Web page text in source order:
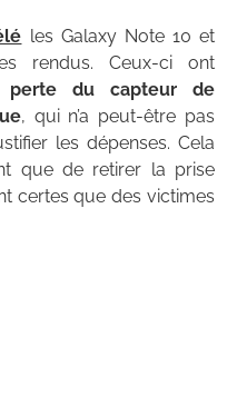
les Galaxy Note 10 et
rendus. Ceux-ci ont
perte du capteur de
, qui n’a peut-être pas
les dépenses. Cela
que de retirer la prise
certes que des victimes